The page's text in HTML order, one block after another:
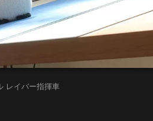
レイバー指揮車